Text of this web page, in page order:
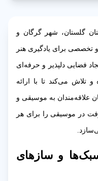
گلستان، شهر گرگان و
و تخصصی برای یادگیری هنر
فضایی دلپذیر و حرفه‌ای
تلاش می‌کند تا با ارائه
علاقه‌مندان به موسیقی و
در موسیقی را برای هر
و سازهای